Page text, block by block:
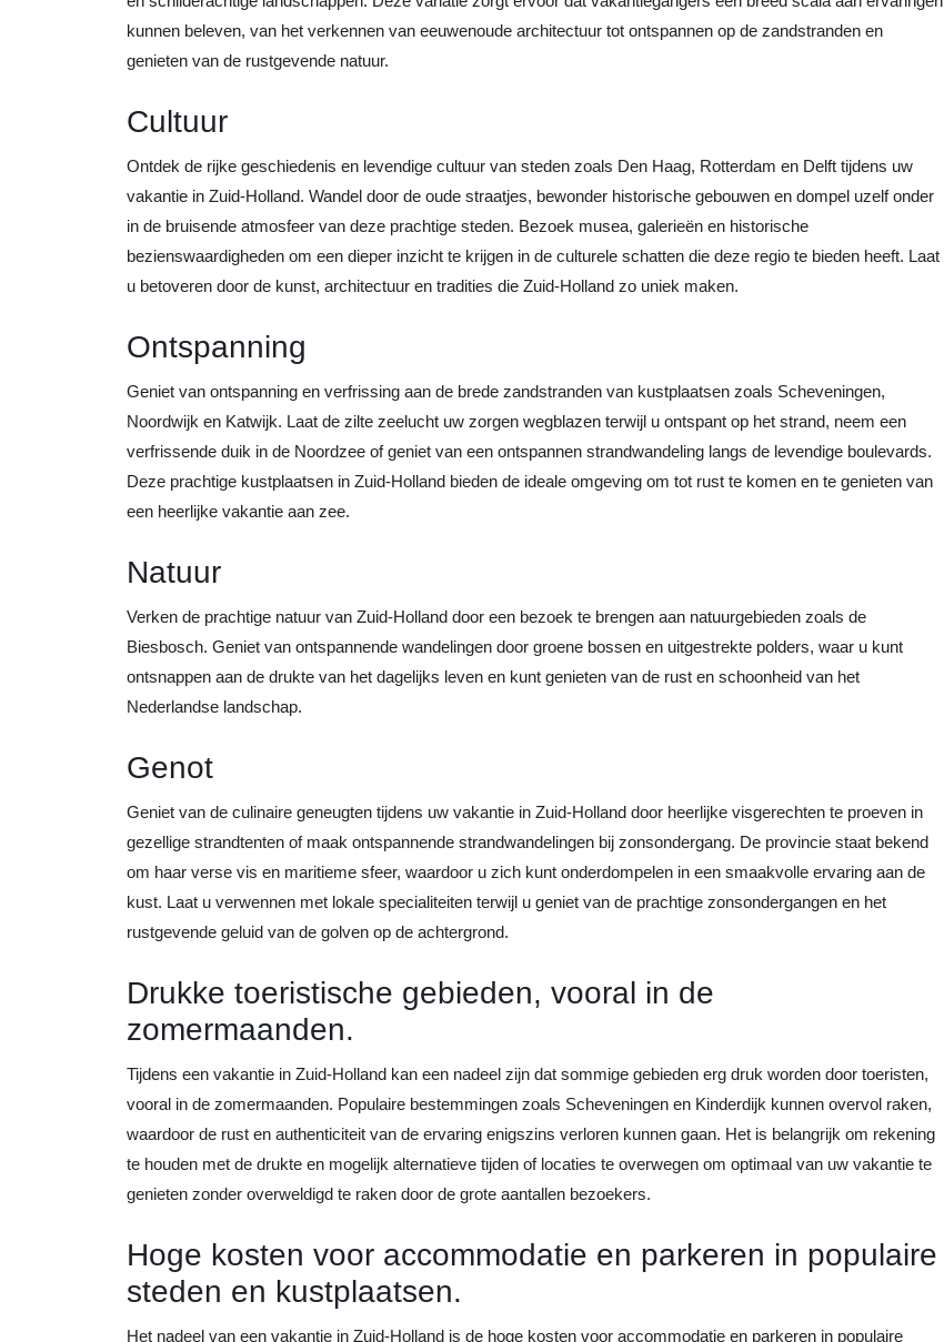
kunnen beleven, van het verkennen van eeuwenoude architectuur tot ontspannen op de zandstranden en
genieten van de rustgevende natuur.
Cultuur
Ontdek de rijke geschiedenis en levendige cultuur van steden zoals Den Haag, Rotterdam en Delft tijdens uw
vakantie in Zuid-Holland. Wandel door de oude straatjes, bewonder historische gebouwen en dompel uzelf onder
in de bruisende atmosfeer van deze prachtige steden. Bezoek musea, galerieën en historische
bezienswaardigheden om een dieper inzicht te krijgen in de culturele schatten die deze regio te bieden heeft. Laat
u betoveren door de kunst, architectuur en tradities die Zuid-Holland zo uniek maken.
Ontspanning
Geniet van ontspanning en verfrissing aan de brede zandstranden van kustplaatsen zoals Scheveningen,
Noordwijk en Katwijk. Laat de zilte zeelucht uw zorgen wegblazen terwijl u ontspant op het strand, neem een
verfrissende duik in de Noordzee of geniet van een ontspannen strandwandeling langs de levendige boulevards.
Deze prachtige kustplaatsen in Zuid-Holland bieden de ideale omgeving om tot rust te komen en te genieten van
een heerlijke vakantie aan zee.
Natuur
Verken de prachtige natuur van Zuid-Holland door een bezoek te brengen aan natuurgebieden zoals de
Biesbosch. Geniet van ontspannende wandelingen door groene bossen en uitgestrekte polders, waar u kunt
ontsnappen aan de drukte van het dagelijks leven en kunt genieten van de rust en schoonheid van het
Nederlandse landschap.
Genot
Geniet van de culinaire geneugten tijdens uw vakantie in Zuid-Holland door heerlijke visgerechten te proeven in
gezellige strandtenten of maak ontspannende strandwandelingen bij zonsondergang. De provincie staat bekend
om haar verse vis en maritieme sfeer, waardoor u zich kunt onderdompelen in een smaakvolle ervaring aan de
kust. Laat u verwennen met lokale specialiteiten terwijl u geniet van de prachtige zonsondergangen en het
rustgevende geluid van de golven op de achtergrond.
Drukke toeristische gebieden, vooral in de
zomermaanden.
Tijdens een vakantie in Zuid-Holland kan een nadeel zijn dat sommige gebieden erg druk worden door toeristen,
vooral in de zomermaanden. Populaire bestemmingen zoals Scheveningen en Kinderdijk kunnen overvol raken,
waardoor de rust en authenticiteit van de ervaring enigszins verloren kunnen gaan. Het is belangrijk om rekening
te houden met de drukte en mogelijk alternatieve tijden of locaties te overwegen om optimaal van uw vakantie te
genieten zonder overweldigd te raken door de grote aantallen bezoekers.
Hoge kosten voor accommodatie en parkeren in populaire
steden en kustplaatsen.
Het nadeel van een vakantie in Zuid-Holland is de hoge kosten voor accommodatie en parkeren in populaire